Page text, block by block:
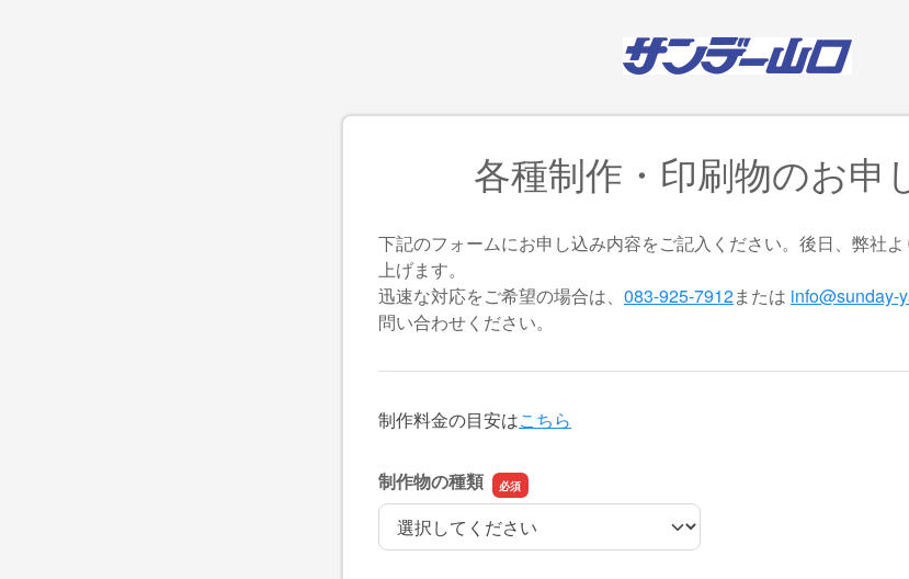
各種制作・印刷物のお申
下記のフォームにお申し込み内容をご記入ください。後日、弊社
上げます。
迅速な対応をご希望の場合は、 083-925-7912または info@sunday-
問い合わせください。
制作料金の目安はこちら
制作物の種類
制作物の種類